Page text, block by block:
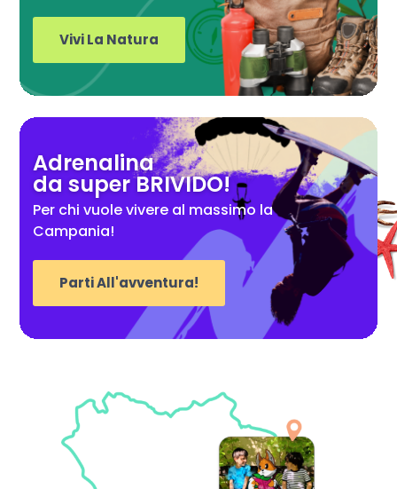
Vivi La Natura
Adrenalina
da super BRIVIDO!
Per chi vuole vivere al massimo la
Campania!
Parti All'avventura!